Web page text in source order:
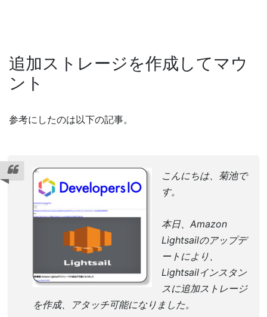
追加ストレージを作成してマウ
ント
参考にしたのは以下の記事。
こんにちは、菊池で
す。
本日、Amazon
Lightsailのアップデ
ートにより、
Lightsailインスタン
スに追加ストレージ
を作成、アタッチ可能になりました。